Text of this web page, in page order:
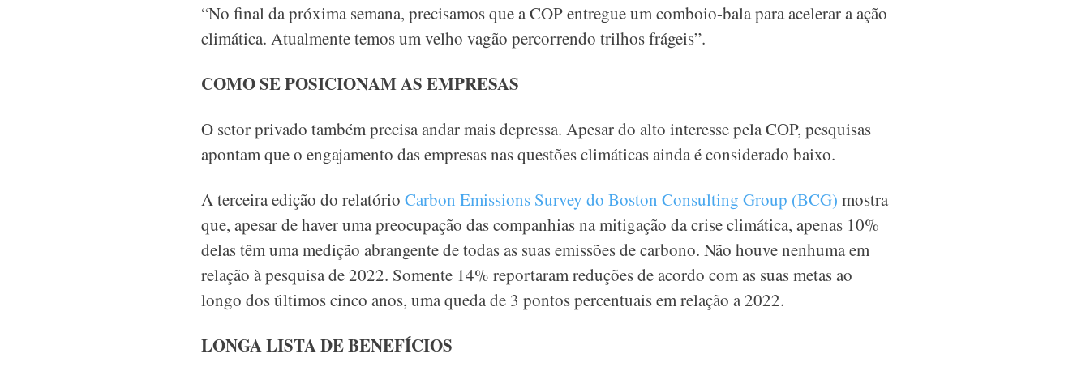
“No final da próxima semana, precisamos que a COP entregue um comboio-bala para acelerar a ação
climática. Atualmente temos um velho vagão percorrendo trilhos frágeis”.
COMO SE POSICIONAM AS EMPRESAS
O setor privado também precisa andar mais depressa. Apesar do alto interesse pela COP, pesquisas
apontam que o engajamento das empresas nas questões climáticas ainda é considerado baixo.
A terceira edição do relatório Carbon Emissions Survey do Boston Consulting Group (BCG) mostra
que, apesar de haver uma preocupação das companhias na mitigação da crise climática, apenas 10%
delas têm uma medição abrangente de todas as suas emissões de carbono. Não houve nenhuma em
relação à pesquisa de 2022. Somente 14% reportaram reduções de acordo com as suas metas ao
longo dos últimos cinco anos, uma queda de 3 pontos percentuais em relação a 2022.
LONGA LISTA DE BENEFÍCIOS